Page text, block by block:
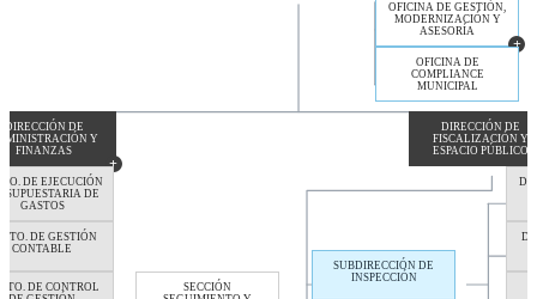
OFICINA DE GESTIÓN,
MODERNIZACIÓN Y
ASESORÍA
OFICINA DE
COMPLIANCE
MUNICIPAL
DIRECCIÓN DE
Y
FINANZAS
DE EJECUCIÓN
DE
GASTOS
DE GESTIÓN
CONTABLE
DE CONTROL
SECCIÓN
DIRECCIÓN DE
FISCALIZACIÓN Y
ESPACIO PÚBLICO
SUBDIRECCIÓN DE
INSPECCIÓN